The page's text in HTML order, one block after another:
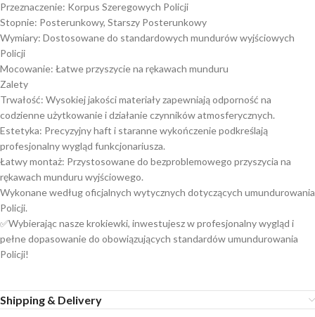
Przeznaczenie: Korpus Szeregowych Policji
Stopnie: Posterunkowy, Starszy Posterunkowy
Wymiary: Dostosowane do standardowych mundurów wyjściowych
Policji​
Mocowanie: Łatwe przyszycie na rękawach munduru
Zalety
Trwałość: Wysokiej jakości materiały zapewniają odporność na
codzienne użytkowanie i działanie czynników atmosferycznych.​
Estetyka: Precyzyjny haft i staranne wykończenie podkreślają
profesjonalny wygląd funkcjonariusza.
Łatwy montaż: Przystosowane do bezproblemowego przyszycia na
rękawach munduru wyjściowego.
Wykonane według oficjalnych wytycznych dotyczących umundurowania
Policji.
✅Wybierając nasze krokiewki, inwestujesz w profesjonalny wygląd i
pełne dopasowanie do obowiązujących standardów umundurowania
Policji!
Shipping & Delivery